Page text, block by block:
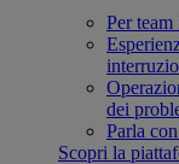
Per
dei
Parla
Scopri la